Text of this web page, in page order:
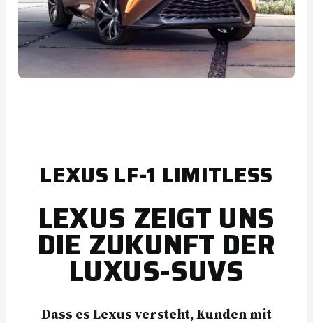
LEXUS LF-1 LIMITLESS
LEXUS ZEIGT UNS
DIE ZUKUNFT DER
LUXUS-SUVS
Dass es Lexus versteht, Kunden mit